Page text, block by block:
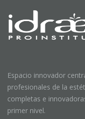
Espacio innovador
profesionales de la
completas e
primer nivel.